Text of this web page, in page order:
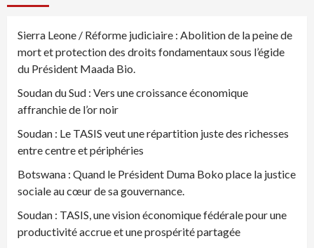
Sierra Leone / Réforme judiciaire : Abolition de la peine de
mort et protection des droits fondamentaux sous l’égide
du Président Maada Bio.
Soudan du Sud : Vers une croissance économique
affranchie de l’or noir
Soudan : Le TASIS veut une répartition juste des richesses
entre centre et périphéries
Botswana : Quand le Président Duma Boko place la justice
sociale au cœur de sa gouvernance.
Soudan : TASIS, une vision économique fédérale pour une
productivité accrue et une prospérité partagée